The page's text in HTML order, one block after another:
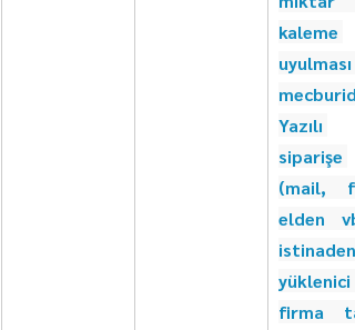
kaleme
uyulması
Yazılı
siparişe
(mail,
elden
istinaden
yüklenici
firma